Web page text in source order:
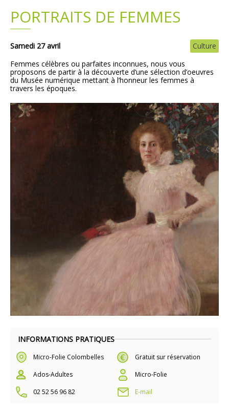
INFORMATIONS PRATIQUES
Micro-Folie Colombelles
Gratuit sur réservation
Ados-Adultes
Micro-Folie
02 52 56 96 82
E-mail
PORTRAITS DE FEMMES
Samedi 27 avril
Culture
Femmes célèbres ou parfaites inconnues, nous vous
proposons de partir à la découverte d’une sélection d’oeuvres
du Musée numérique mettant à l’honneur les femmes à
travers les époques.
Plans
Demandes légales
Emploi
Marchés publics
Grands projets